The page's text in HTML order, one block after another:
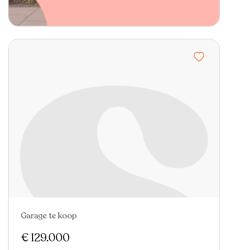
Garage te koop
€ 129.000